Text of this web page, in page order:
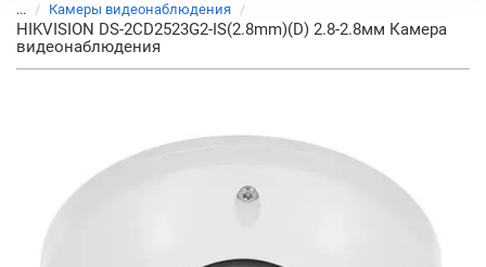
... Камеры видеонаблюдения
HIKVISION DS-2CD2523G2-IS(2.8mm)(D) 2.8-2.8мм Камера
видеонаблюдения